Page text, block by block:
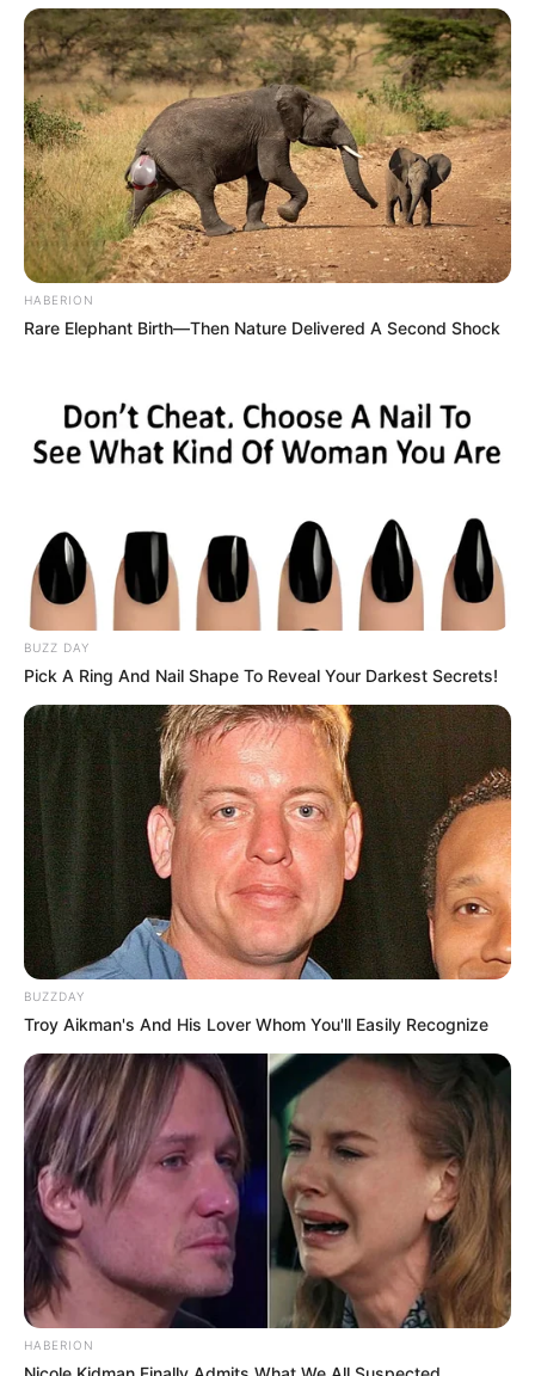
HABERION
Rare Elephant Birth—Then Nature Delivered A Second Shock
BUZZ DAY
Pick A Ring And Nail Shape To Reveal Your Darkest Secrets!
BUZZDAY
Troy Aikman's And His Lover Whom You'll Easily Recognize
HABERION